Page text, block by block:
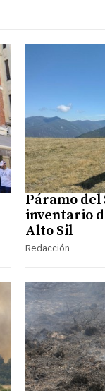
Páramo
inventario
Alto Sil
Redacción